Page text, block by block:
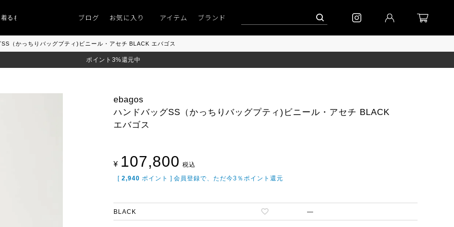
がない」 「キレイなニット」 ポイント9％「マンスリーポイントキャンペーン」 到着｜2026AW「シフォンニット」 到着｜2026AW「マガジン」
ブログ お気に入り アイテム ブランド
（かっちりバッグプティ)ビニール・アセチ BLACK エバゴス
ポイント3%還元中
ebagos
ハンドバッグSS（かっちりバッグプティ)ビニール・アセチ BLACK
エバゴス
¥ 107,800 税込
[ 2,940 ポイント ] 会員登録で、ただ今3％ポイント還元
BLACK —